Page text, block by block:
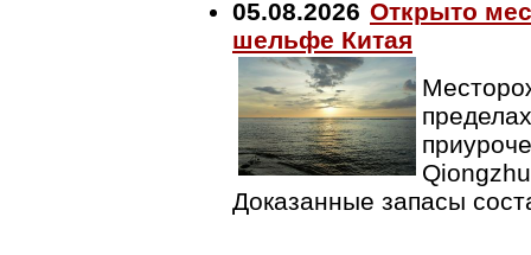
05.08.2026 Открыто
шельфе Китая
Доказанные запасы